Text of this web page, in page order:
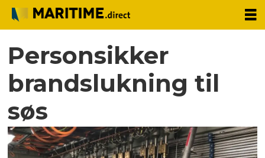
Personsikker
brandslukning til
søs